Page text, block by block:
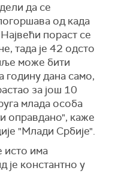
да се
од када
пораст се
тада је 42 одсто
може бити
годину дана само,
за још 10
млада особа
оправдано", каже
"Млади Србије".
исто има
је константно у